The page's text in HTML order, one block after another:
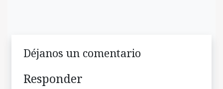
Déjanos un comentario
Responder